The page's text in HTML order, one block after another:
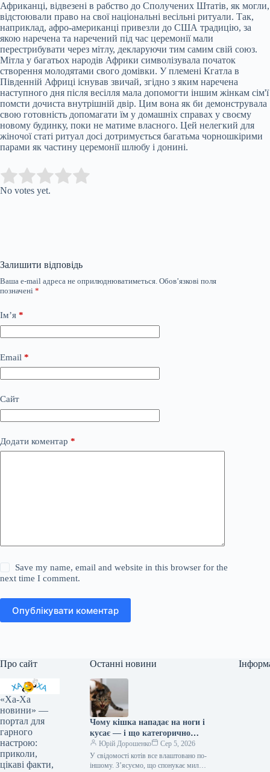
Африканці, відвезені в рабство до Сполучених Штатів, як могли,
відстоювали право на свої національні весільні ритуали. Так,
наприклад, афро-американці привезли до США традицію, за
якою наречена та наречений під час церемонії мали
перестрибувати через мітлу, декларуючи тим самим свій союз.
Мітла у багатьох народів Африки символізувала початок
створення молодятами свого домівки. У племені Кгатла в
Південній Африці існував звичай, згідно з яким наречена
наступного дня після весілля мала допомогти іншим жінкам сім'ї
помсти дочиста внутрішній двір. Цим вона як би демонструвала
свою готовність допомагати їм у домашніх справах у своєму
новому будинку, поки не матиме власного. Цей нелегкий для
жіночої статі ритуал досі дотримується багатьма чорношкірими
парами як частину церемонії шлюбу і донині.
Rate this item:
No votes yet.
Залишити відповідь
Ваша e-mail адреса не оприлюднюватиметься. Обов’язкові поля
позначені *
Ім’я *
Email *
Сайт
Додати коментар *
Save my name, email and website in this browser for the
next time I comment.
Опублікувати коментар
Про сайт
«Ха-Ха
новини» —
портал для
гарного
настрою:
приколи,
цікаві факти,
Останні новини
Чому кішка нападає на ноги і
кусає — і що категорично
заборонено робити у відповідь
Юрій Дорошенко
Сер 5, 2026
У свідомості котів все влаштовано по-
іншому. З’ясуємо, що спонукає милу